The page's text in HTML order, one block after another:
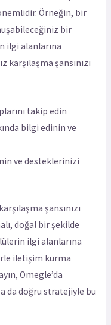
Örneğin, bir
bir
ilgi alanlarına
şansınızı
takip edin
bilgi edinin ve
ve desteklerinizi
şansınızı
doğal bir şekilde
ilgi alanlarına
iletişim kurma
Omegle’da
da doğru stratejiyle bu